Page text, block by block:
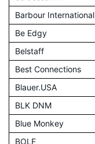
Barbour International
Be Edgy
Belstaff
Best Connections
Blauer.USA
BLK DNM
Blue Monkey
BOLF